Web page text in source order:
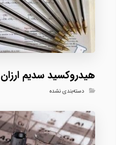
هیدروکسید سدیم ارزان
دسته‌بندی نشده